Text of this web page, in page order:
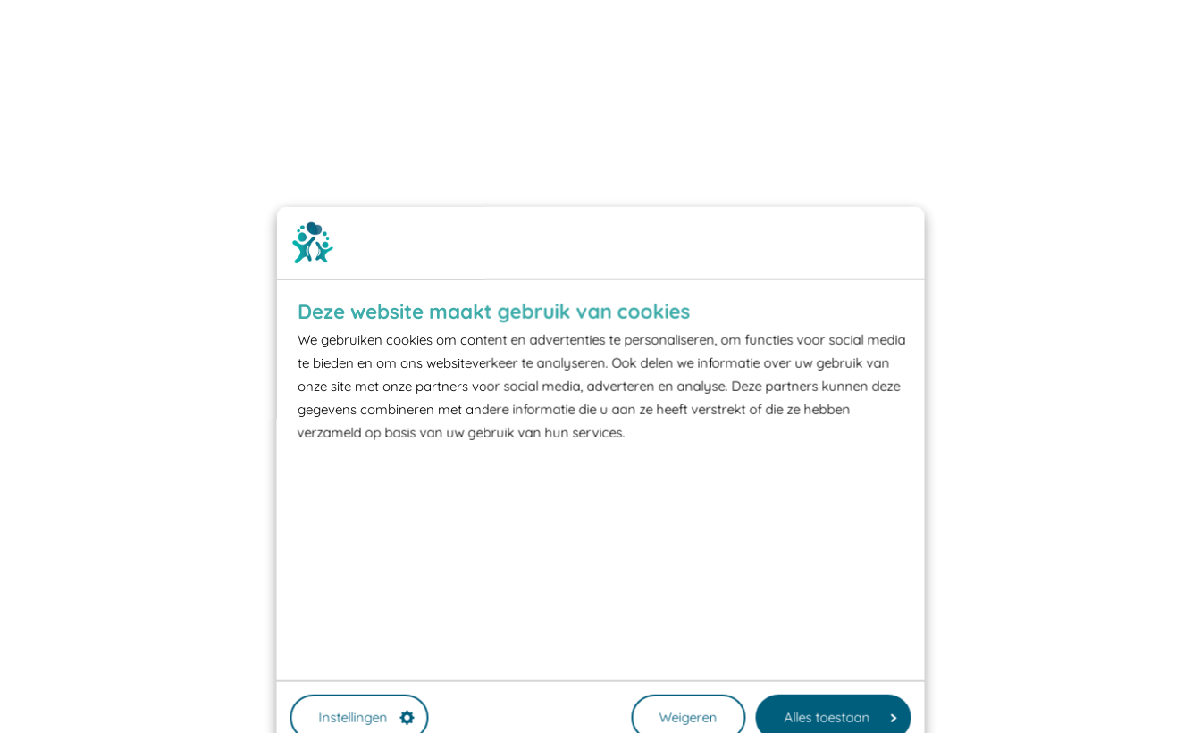
Deze website maakt gebruik van cookies
We gebruiken cookies om content en advertenties te personaliseren, om functies voor social media
te bieden en om ons websiteverkeer te analyseren. Ook delen we informatie over uw gebruik van
onze site met onze partners voor social media, adverteren en analyse. Deze partners kunnen deze
gegevens combineren met andere informatie die u aan ze heeft verstrekt of die ze hebben
verzameld op basis van uw gebruik van hun services.
Instellingen Weigeren Alles toestaan